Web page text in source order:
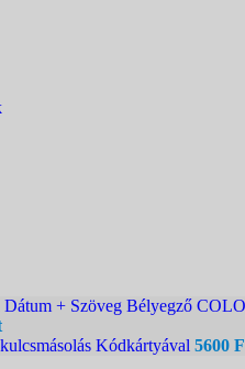
Kódkártyával 5600